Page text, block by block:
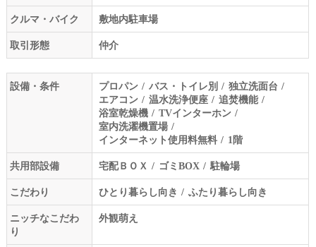
クルマ・バイク 敷地内駐車場
取引形態 仲介
設備・条件 プロパン バス・トイレ別
独立洗面台
エアコン
温水洗浄便座
追焚機能
浴室乾燥機
TVインターホン
室内洗濯機置場
インターネット使用料無料
1階
共用部設備 宅配ＢＯＸ ゴミBOX 駐輪場
こだわり ひとり暮らし向き ふたり暮らし向き
ニッチなこだわ
り
外観萌え